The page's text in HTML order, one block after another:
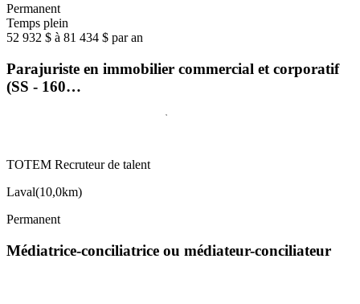
Permanent
Temps plein
52 932 $ à 81 434 $ par an
Parajuriste en immobilier commercial et corporatif
(SS - 160…
TOTEM Recruteur de talent
Laval(10,0km)
Permanent
Médiatrice-conciliatrice ou médiateur-conciliateur